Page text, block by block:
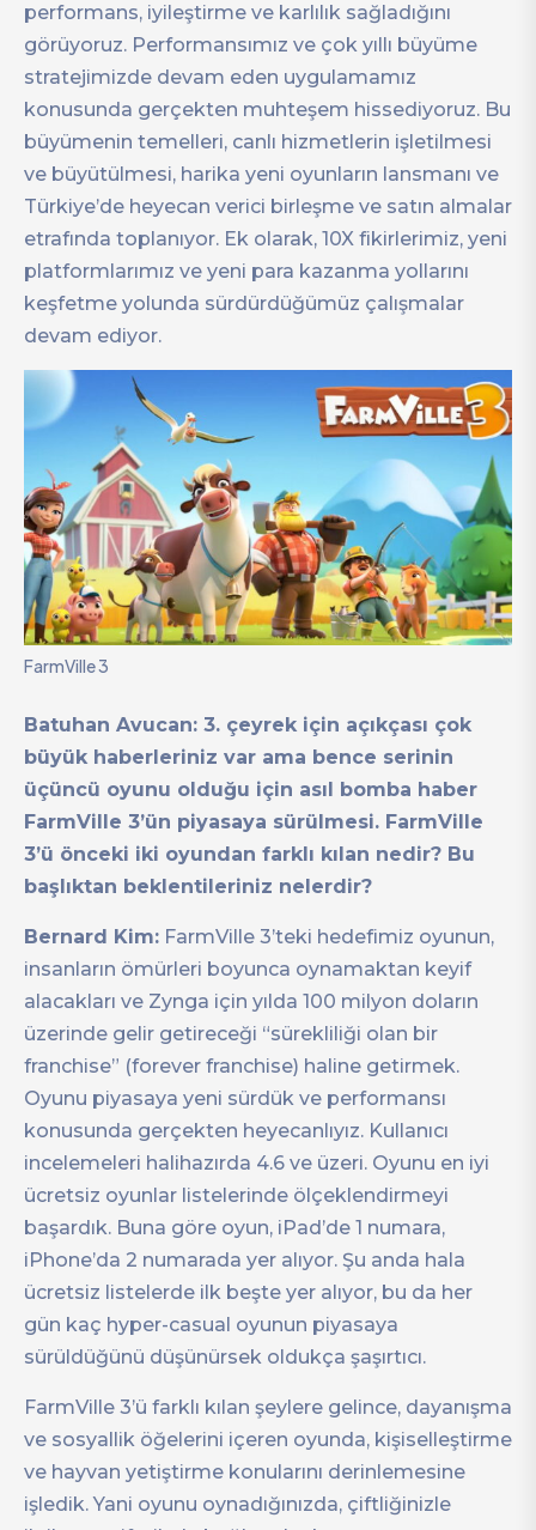
performans, iyileştirme ve karlılık sağladığını
görüyoruz. Performansımız ve çok yıllı büyüme
stratejimizde devam eden uygulamamız
konusunda gerçekten muhteşem hissediyoruz. Bu
büyümenin temelleri, canlı hizmetlerin işletilmesi
ve büyütülmesi, harika yeni oyunların lansmanı ve
Türkiye’de heyecan verici birleşme ve satın almalar
etrafında toplanıyor. Ek olarak, 10X fikirlerimiz, yeni
platformlarımız ve yeni para kazanma yollarını
keşfetme yolunda sürdürdüğümüz çalışmalar
devam ediyor.
FarmVille 3
Batuhan Avucan: 3. çeyrek için açıkçası çok
büyük haberleriniz var ama bence serinin
üçüncü oyunu olduğu için asıl bomba haber
FarmVille 3’ün piyasaya sürülmesi. FarmVille
3’ü önceki iki oyundan farklı kılan nedir? Bu
başlıktan beklentileriniz nelerdir?
Bernard Kim: FarmVille 3’teki hedefimiz oyunun,
insanların ömürleri boyunca oynamaktan keyif
alacakları ve Zynga için yılda 100 milyon doların
üzerinde gelir getireceği “sürekliliği olan bir
franchise” (forever franchise) haline getirmek.
Oyunu piyasaya yeni sürdük ve performansı
konusunda gerçekten heyecanlıyız. Kullanıcı
incelemeleri halihazırda 4.6 ve üzeri. Oyunu en iyi
ücretsiz oyunlar listelerinde ölçeklendirmeyi
başardık. Buna göre oyun, iPad’de 1 numara,
iPhone’da 2 numarada yer alıyor. Şu anda hala
ücretsiz listelerde ilk beşte yer alıyor, bu da her
gün kaç hyper-casual oyunun piyasaya
sürüldüğünü düşünürsek oldukça şaşırtıcı.
FarmVille 3’ü farklı kılan şeylere gelince, dayanışma
ve sosyallik öğelerini içeren oyunda, kişiselleştirme
ve hayvan yetiştirme konularını derinlemesine
işledik. Yani oyunu oynadığınızda, çiftliğinizle